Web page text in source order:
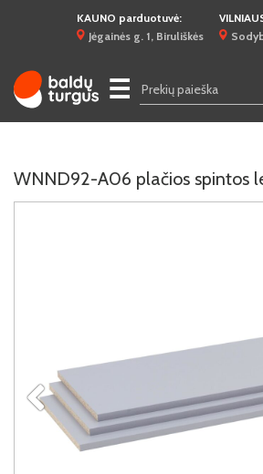
KAUNO parduotuvė:
Jėgainės g. 1, Biruliškės
☰
WNND92-A06 plačios spintos